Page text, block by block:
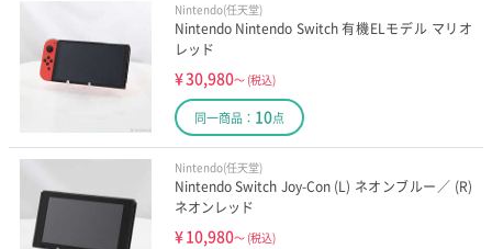
Nintendo(任天堂)
Nintendo Nintendo Switch 有機ELモデル マリオ
レッド
¥30,980～ (税込)
同一商品： 10点
Nintendo(任天堂)
Nintendo Switch Joy-Con (L) ネオンブルー／ (R)
ネオンレッド
¥10,980～ (税込)